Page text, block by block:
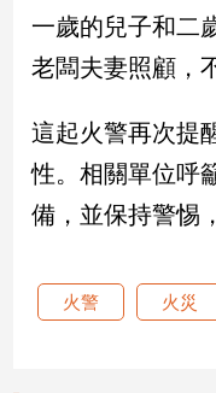
娛
娛
樂
星
時
一歲的兒子和二
老闆夫妻照顧，
這起火警再次提
性。相關單位呼
備，並保持警惕
火警 火災